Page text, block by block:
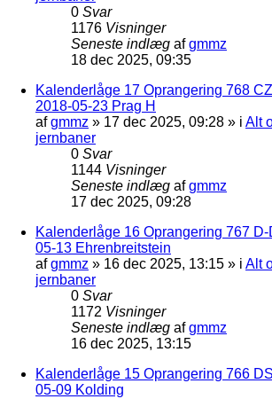
0 Svar
1176 Visninger
Seneste indlæg afgmmz
18 dec 2025, 09:35
Kalenderlåge 17 Oprangering 768
2018-05-23 Prag H
afgmmz » 17 dec 2025, 09:28 » i Alt
jernbaner
0 Svar
1144 Visninger
Seneste indlæg afgmmz
17 dec 2025, 09:28
Kalenderlåge 16 Oprangering 767
05-13 Ehrenbreitstein
afgmmz » 16 dec 2025, 13:15 » i Alt
jernbaner
0 Svar
1172 Visninger
Seneste indlæg afgmmz
16 dec 2025, 13:15
Kalenderlåge 15 Oprangering 766
05-09 Kolding